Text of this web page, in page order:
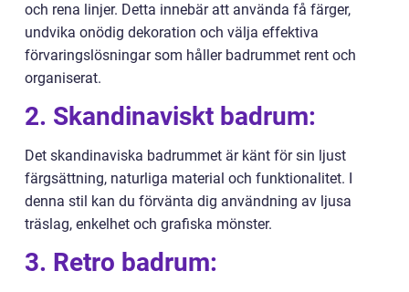
och rena linjer. Detta innebär att använda få färger,
undvika onödig dekoration och välja effektiva
förvaringslösningar som håller badrummet rent och
organiserat.
2. Skandinaviskt badrum:
Det skandinaviska badrummet är känt för sin ljust
färgsättning, naturliga material och funktionalitet. I
denna stil kan du förvänta dig användning av ljusa
träslag, enkelhet och grafiska mönster.
3. Retro badrum: